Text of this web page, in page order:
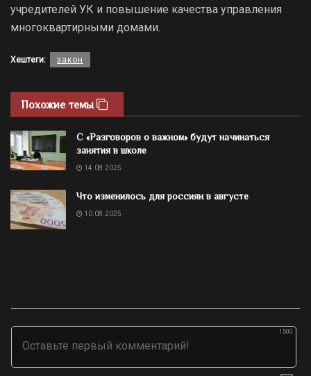
учредителей УК и повышение качества управления
многоквартирными домами.
Хештеги: закон
Похожие темы
С «Разговоров о важном» будут начинаться
занятия в школе
14.08.2025
Что изменилось для россиян в августе
10.08.2025
1500